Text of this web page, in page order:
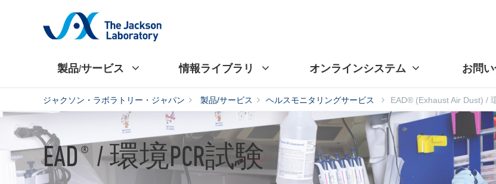
製品/サービス 情報ライブラリ オンラインシステム お問
ジャクソン・ラボラトリー・ジャパン 製品/サービス ヘルスモニタリングサービス EAD® (Exhaust Air Dust) /
EAD® / 環境PCR試験